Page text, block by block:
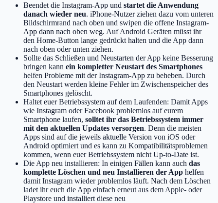
Beendet die Instagram-App und startet die Anwendung
danach wieder neu. iPhone-Nutzer ziehen dazu vom unteren
Bildschirmrand nach oben und swipen die offene Instagram-
App dann nach oben weg. Auf Android Geräten müsst ihr
den Home-Button lange gedrückt halten und die App dann
nach oben oder unten ziehen.
Sollte das Schließen und Neustarten der App keine Besserung
bringen kann ein kompletter Neustart des Smartphones
helfen Probleme mit der Instagram-App zu beheben. Durch
den Neustart werden kleine Fehler im Zwischenspeicher des
Smartphones gelöscht.
Haltet euer Betriebssystem auf dem Laufenden: Damit Apps
wie Instagram oder Facebook problemlos auf eurem
Smartphone laufen, solltet ihr das Betriebssystem immer
mit den aktuellen Updates versorgen. Denn die meisten
Apps sind auf die jeweils aktuelle Version von iOS oder
Android optimiert und es kann zu Kompatibilitätsproblemen
kommen, wenn euer Betriebssystem nicht Up-to-Date ist.
Die App neu installieren: In einigen Fällen kann auch das
komplette Löschen und neu Installieren der App helfen
damit Instagram wieder problemlos läuft. Nach dem Löschen
ladet ihr euch die App einfach erneut aus dem Apple- oder
Playstore und installiert diese neu